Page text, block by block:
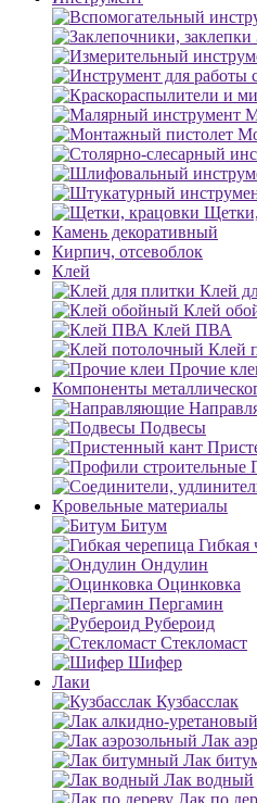
Камень декоративный
Кирпич, отсевоблок
Клей
Клей
Клей
Клей ПВА
Клей
Прочие
Компоненты
Подвесы
Кровельные материалы
Битум
Гибкая
Ондулин
Оцинковка
Пергамин
Рубероид
Стекломаст
Шифер
Лаки
Кузбасслак
Лак
Лак
Лак водный
Лак по